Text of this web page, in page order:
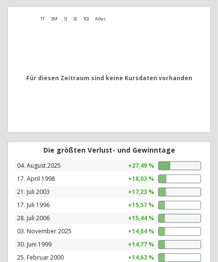
1T 3M 1J 3J 10J Alles
Für diesen Zeitraum sind keine Kursdaten vorhanden
Die größten Verlust- und Gewinntage
04. August 2025
+27,49 %
17. April 1998
+18,03 %
21. Juli 2003
+17,23 %
17. Juli 1996
+15,57 %
28. Juli 2006
+15,44 %
03. November 2025
+14,84 %
30. Juni 1999
+14,77 %
25. Februar 2000
+14,63 %